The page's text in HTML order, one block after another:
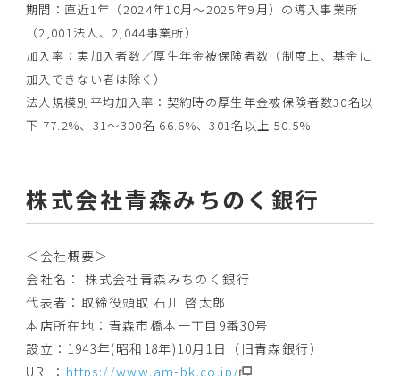
期間：直近1年（2024年10月～2025年9月）の導入事業所
（2,001法人、2,044事業所）
加入率：実加入者数／厚生年金被保険者数（制度上、基金に
加入できない者は除く）
法人規模別平均加入率：契約時の厚生年金被保険者数30名以
下 77.2%、31～300名 66.6%、301名以上 50.5%
株式会社青森みちのく銀行
＜会社概要＞
会社名： 株式会社青森みちのく銀行
代表者：取締役頭取 石川 啓太郎
本店所在地：青森市橋本一丁目9番30号
設立：1943年(昭和18年)10月1日（旧青森銀行）
URL： https://www.am-bk.co.jp/